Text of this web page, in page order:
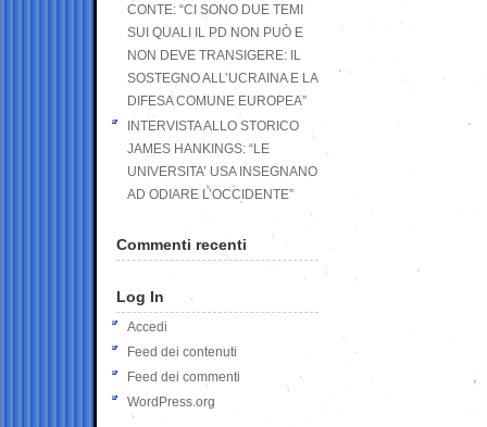
CONTE: “CI SONO DUE TEMI
SUI QUALI IL PD NON PUÒ E
NON DEVE TRANSIGERE: IL
SOSTEGNO ALL’UCRAINA E LA
DIFESA COMUNE EUROPEA”
INTERVISTA ALLO STORICO
JAMES HANKINGS: “LE
UNIVERSITA’ USA INSEGNANO
AD ODIARE L’OCCIDENTE”
Commenti recenti
Log In
Accedi
Feed dei contenuti
Feed dei commenti
WordPress.org